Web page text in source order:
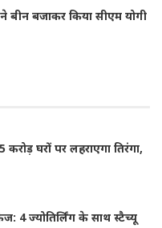
बजाकर किया सीएम योगी
घरों पर लहराएगा तिरंगा,
4 ज्योतिर्लिंग के साथ स्टैच्यू